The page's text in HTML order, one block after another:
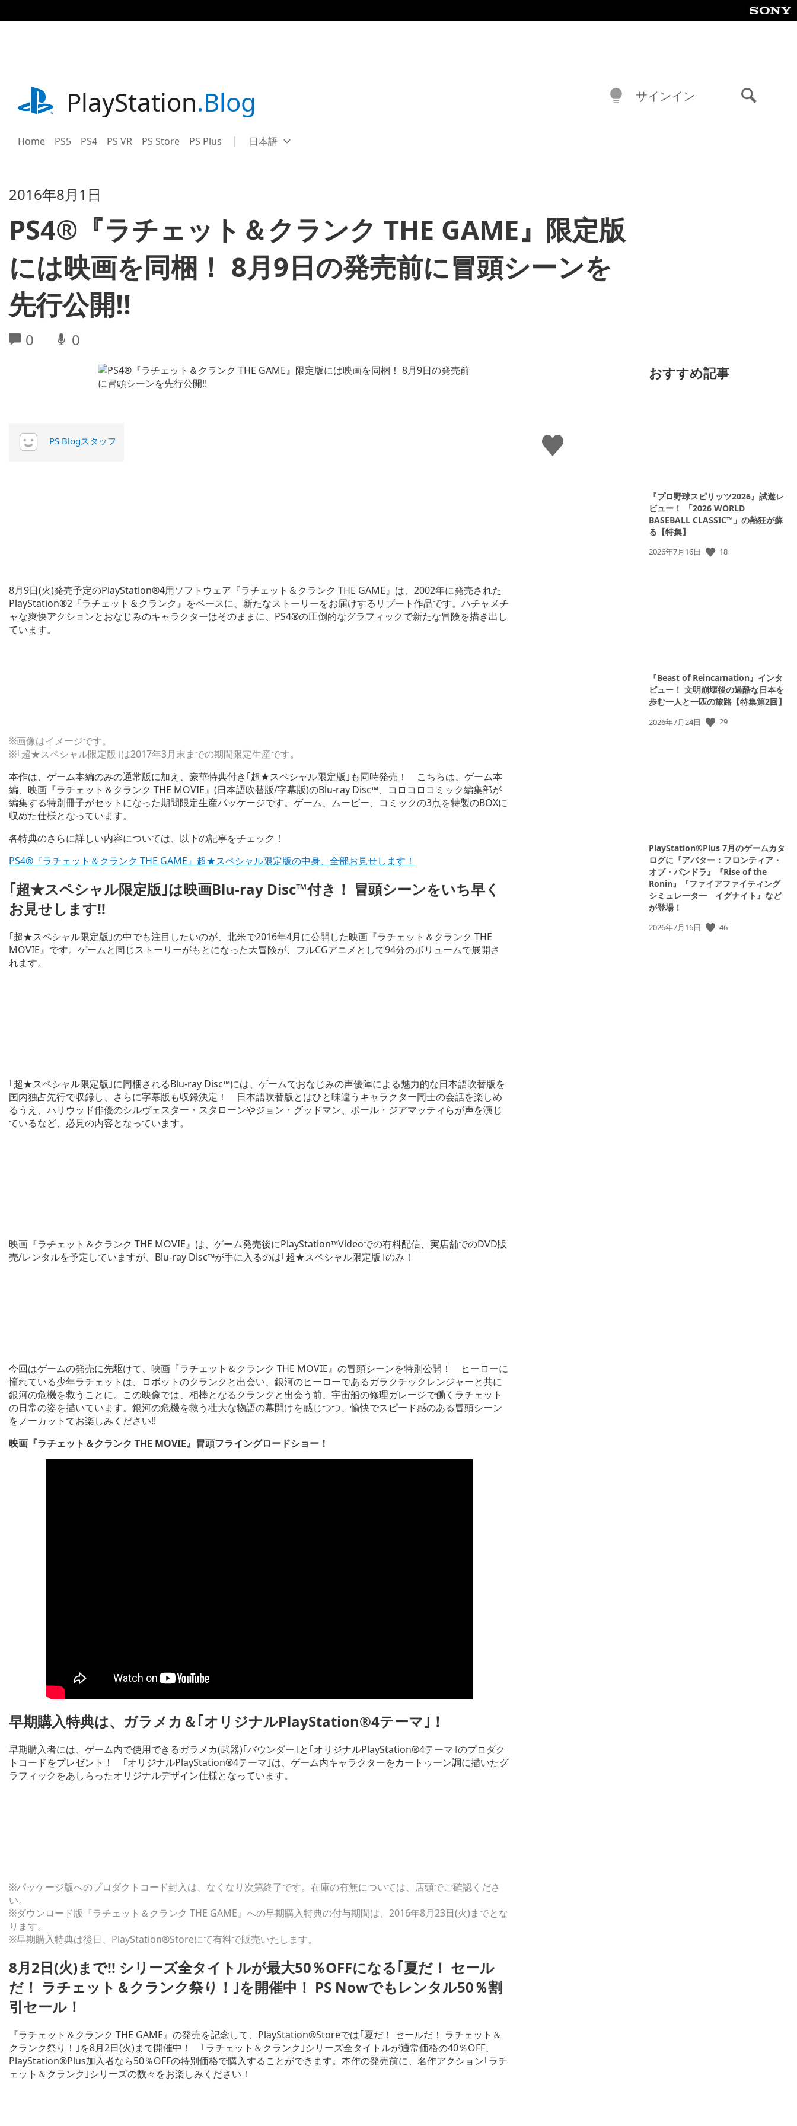
事
playstation.comPlayStation.Blog
Home PS5 PS4 PS VR PS Store PS Plus Select
Current
日本語
サインイン
2016年8月1日
PS4®『ラチェット＆クランク THE GAME』限定版
には映画を同梱！ 8月9日の発売前に冒頭シーンを
先行公開!!
0 0
い
い
PS Blogスタッフ
8月9日(火)発売予定のPlayStation®4用ソフトウェア『ラチェット＆クランク THE GAME』は、2002年に発売された
PlayStation®2『ラチェット＆クランク』をベースに、新たなストーリーをお届けするリブート作品です。ハチャメチ
ャな爽快アクションとおなじみのキャラクターはそのままに、PS4®の圧倒的なグラフィックで新たな冒険を描き出し
ています。
※画像はイメージです。
※｢超★スペシャル限定版｣は2017年3月末までの期間限定生産です。
本作は、ゲーム本編のみの通常版に加え、豪華特典付き｢超★スペシャル限定版｣も同時発売！ こちらは、ゲーム本
編、映画『ラチェット＆クランク THE MOVIE』(日本語吹替版/字幕版)のBlu-ray Disc™、コロコロコミック編集部が
編集する特別冊子がセットになった期間限定生産パッケージです。ゲーム、ムービー、コミックの3点を特製のBOXに
収めた仕様となっています。
各特典のさらに詳しい内容については、以下の記事をチェック！
PS4®『ラチェット＆クランク THE GAME』超★スペシャル限定版の中身、全部お見せします！
｢超★スペシャル限定版｣は映画Blu-ray Disc™付き！ 冒頭シーンをいち早く
お見せします!!
｢超★スペシャル限定版｣の中でも注目したいのが、北米で2016年4月に公開した映画『ラチェット＆クランク THE
MOVIE』です。ゲームと同じストーリーがもとになった大冒険が、フルCGアニメとして94分のボリュームで展開さ
れます。
｢超★スペシャル限定版｣に同梱されるBlu-ray Disc™には、ゲームでおなじみの声優陣による魅力的な日本語吹替版を
国内独占先行で収録し、さらに字幕版も収録決定！ 日本語吹替版とはひと味違うキャラクター同士の会話を楽しめ
るうえ、ハリウッド俳優のシルヴェスター・スタローンやジョン・グッドマン、ポール・ジアマッティらが声を演じ
ているなど、必見の内容となっています。
映画『ラチェット＆クランク THE MOVIE』は、ゲーム発売後にPlayStation™Videoでの有料配信、実店舗でのDVD販
売/レンタルを予定していますが、Blu-ray Disc™が手に入るのは｢超★スペシャル限定版｣のみ！
今回はゲームの発売に先駆けて、映画『ラチェット＆クランク THE MOVIE』の冒頭シーンを特別公開！ ヒーローに
憧れている少年ラチェットは、ロボットのクランクと出会い、銀河のヒーローであるガラクチックレンジャーと共に
銀河の危機を救うことに。この映像では、相棒となるクランクと出会う前、宇宙船の修理ガレージで働くラチェット
の日常の姿を描いています。銀河の危機を救う壮大な物語の幕開けを感じつつ、愉快でスピード感のある冒頭シーン
をノーカットでお楽しみください!!
映画『ラチェット＆クランク THE MOVIE』冒頭フライングロードショー！
早期購入特典は、ガラメカ＆｢オリジナルPlayStation®4テーマ｣！
早期購入者には、ゲーム内で使用できるガラメカ(武器)｢バウンダー｣と｢オリジナルPlayStation®4テーマ｣のプロダク
トコードをプレゼント！ ｢オリジナルPlayStation®4テーマ｣は、ゲーム内キャラクターをカートゥーン調に描いたグ
ラフィックをあしらったオリジナルデザイン仕様となっています。
※パッケージ版へのプロダクトコード封入は、なくなり次第終了です。在庫の有無については、店頭でご確認くださ
い。
※ダウンロード版『ラチェット＆クランク THE GAME』への早期購入特典の付与期間は、2016年8月23日(火)までとな
ります。
※早期購入特典は後日、PlayStation®Storeにて有料で販売いたします。
8月2日(火)まで!! シリーズ全タイトルが最大50％OFFになる｢夏だ！ セール
だ！ ラチェット＆クランク祭り！｣を開催中！ PS Nowでもレンタル50％割
引セール！
『ラチェット＆クランク THE GAME』の発売を記念して、PlayStation®Storeでは｢夏だ！ セールだ！ ラチェット＆
クランク祭り！｣を8月2日(火)まで開催中！ ｢ラチェット＆クランク｣シリーズ全タイトルが通常価格の40％OFF、
PlayStation®Plus加入者なら50％OFFの特別価格で購入することができます。本作の発売前に、名作アクション｢ラチ
ェット＆クランク｣シリーズの数々をお楽しみください！
おすすめ記事
『プロ野球スピリッツ2026』試遊レ
ビュー！ 「2026 WORLD
BASEBALL CLASSIC™」の熱狂が蘇
る【特集】
公
2026年7月16日 18
『Beast of Reincarnation』インタ
ビュー！ 文明崩壊後の過酷な日本を
歩む一人と一匹の旅路【特集第2回】
公
2026年7月24日 29
PlayStation®Plus 7月のゲームカタ
ログに『アバター：フロンティア・
オブ・パンドラ』『Rise of the
Ronin』『ファイアファイティング
シミュレ一タ一 イグナイト』など
が登場！
公
2026年7月16日 46